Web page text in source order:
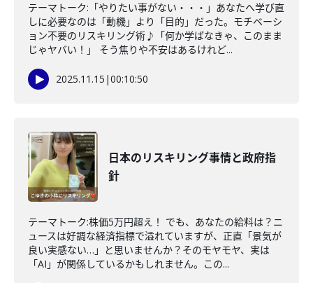
テーマトーク:「やりたい事がない・・・」あなたへ学び直
しに必要なのは「動機」より「目的」だった。モチベーシ
ョン不要のリスキリング術♪「何か学ばなきゃ、このまま
じゃヤバい！」 そう焦りや不安はあるけれど...
2025.11.15 |00:10:50
日本のリスキリング事情と政府指
針
テーマトーク:株価5万円超え！ でも、あなたの給料は？ニ
ュースは好調な経済指標で溢れていますが、正直「景気が
良い実感ない…」と思いませんか？そのモヤモヤ、実は
「AI」が関係しているかもしれません。この...